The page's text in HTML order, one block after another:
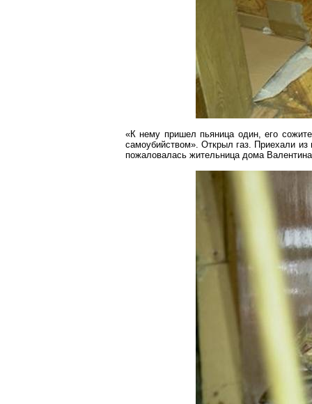
«К нему пришелпьяницаодин, его
самоубийством». Открыл газ. Приехали из
пожаловалась жительница дома